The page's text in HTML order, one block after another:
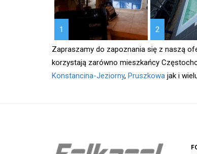
1 2
Zapraszamy do zapoznania się z naszą
korzystają zarówno mieszkańcy
Konstancina-Jeziorny, Pruszkowa jak i